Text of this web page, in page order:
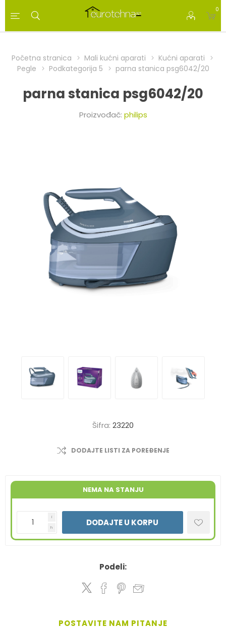
0
Početna stranica Mali kućni aparati
Kućni aparati
Pegle
Podkategorija 5 parna stanica psg6042/20
parna stanica psg6042/20
Proizvođač: philips
Šifra: 23220
DODAJTE LISTI ZA POREĐENJE
NEMA NA STANJU
i
h DODAJTE U KORPU
Podeli:
POSTAVITE NAM PITANJE